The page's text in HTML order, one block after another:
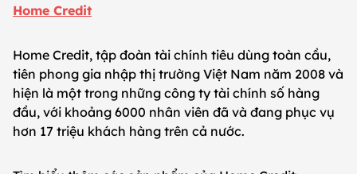
Home Credit
Home Credit, tập đoàn tài chính tiêu dùng toàn cầu,
tiên phong gia nhập thị trường Việt Nam năm 2008 và
hiện là một trong những công ty tài chính số hàng
đầu, với khoảng 6000 nhân viên đã và đang phục vụ
hơn 17 triệu khách hàng trên cả nước.